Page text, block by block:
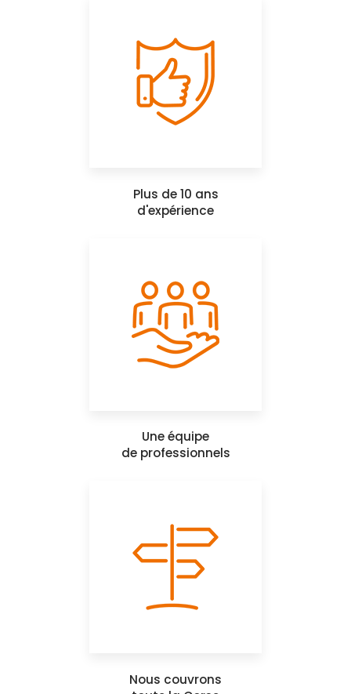
Plus de 10 ans
d'expérience
Une équipe
de professionnels
Nous couvrons